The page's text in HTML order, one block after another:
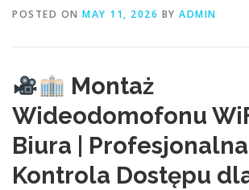
KONTAKT
EN
POSTED ON MAY 11, 2026 BY ADMIN
Montaż
Wideodomofonu
Biura | Profesjonalna
Kontrola Dostępu